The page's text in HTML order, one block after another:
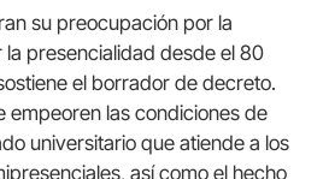
su preocupación por la
la presencialidad desde el 80
el borrador de decreto.
empeoren las condiciones de
universitario que atiende a los
así como el hecho